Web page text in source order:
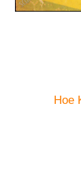
Hoe